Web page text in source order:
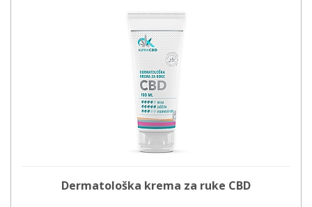
Dermatološka krema za ruke CBD